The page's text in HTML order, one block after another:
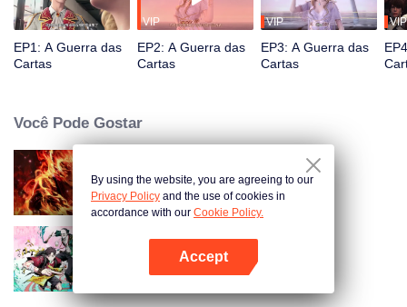
Abra o programa
EP1: A Guerra das
Cartas
VIP
EP2: A Guerra das
Cartas
VIP
EP3: A Guerra das
Cartas
VIP
Você Pode Gostar
WUKONG
O Escolhido
By using the website, you are agreeing to our
Privacy Policy and the use of cookies in
accordance with our Cookie Policy.
Accept